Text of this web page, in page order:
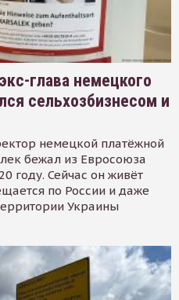
глава немецкого
сельхозбизнесом и
немецкой платёжной
бежал из Евросоюза
году. Сейчас он живёт
по России и даже
Украины